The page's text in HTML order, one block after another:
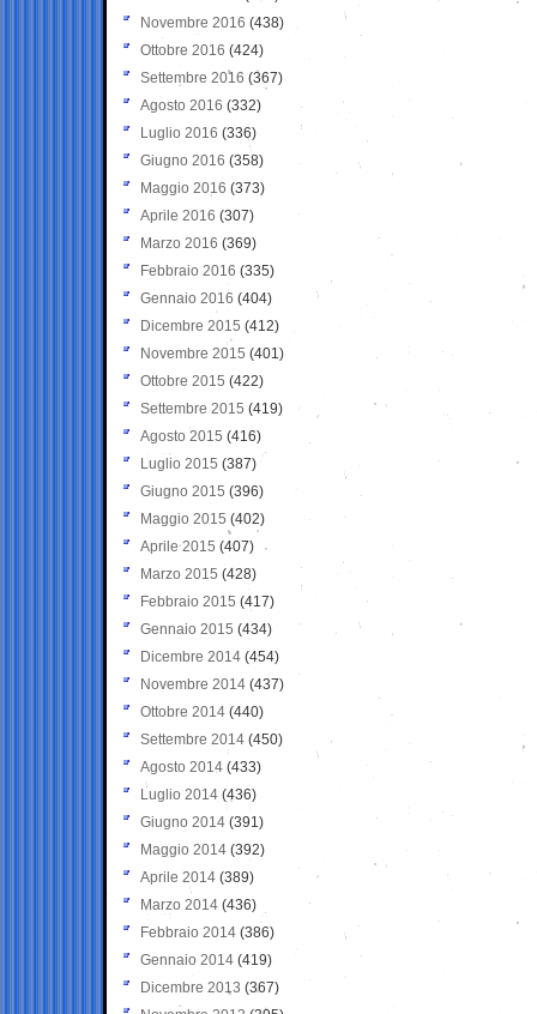
Novembre 2016 (438)
Ottobre 2016 (424)
Settembre 2016 (367)
Agosto 2016 (332)
Luglio 2016 (336)
Giugno 2016 (358)
Maggio 2016 (373)
Aprile 2016 (307)
Marzo 2016 (369)
Febbraio 2016 (335)
Gennaio 2016 (404)
Dicembre 2015 (412)
Novembre 2015 (401)
Ottobre 2015 (422)
Settembre 2015 (419)
Agosto 2015 (416)
Luglio 2015 (387)
Giugno 2015 (396)
Maggio 2015 (402)
Aprile 2015 (407)
Marzo 2015 (428)
Febbraio 2015 (417)
Gennaio 2015 (434)
Dicembre 2014 (454)
Novembre 2014 (437)
Ottobre 2014 (440)
Settembre 2014 (450)
Agosto 2014 (433)
Luglio 2014 (436)
Giugno 2014 (391)
Maggio 2014 (392)
Aprile 2014 (389)
Marzo 2014 (436)
Febbraio 2014 (386)
Gennaio 2014 (419)
Dicembre 2013 (367)